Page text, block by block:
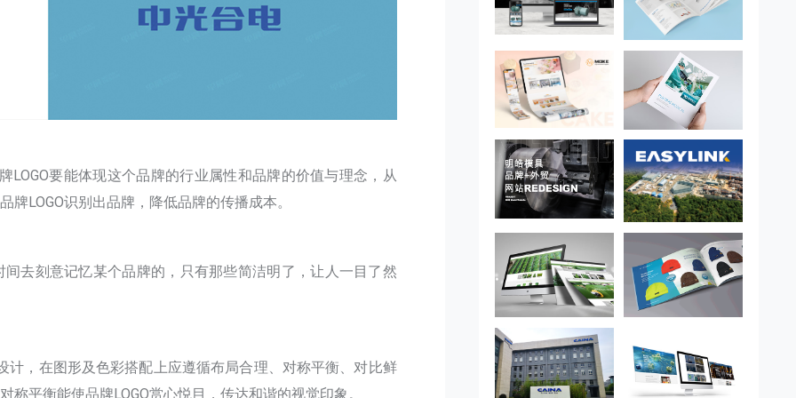
LOGO要能体现这个品牌的行业属性和品牌的价值与理念，从
LOGO识别出品牌，降低品牌的传播成本。
去刻意记忆某个品牌的，只有那些简洁明了，让人一目了然
计，在图形及色彩搭配上应遵循布局合理、对称平衡、对比鲜
平衡能使品牌LOGO赏心悦目，传达和谐的视觉印象。